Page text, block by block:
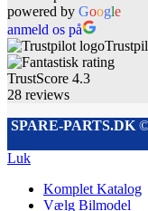
powered by Google
anmeld os på
TrustScore 4.3
28 reviews
SPARE-PARTS.DK©
Luk
Komplet Katalog
Vælg Bilmodel